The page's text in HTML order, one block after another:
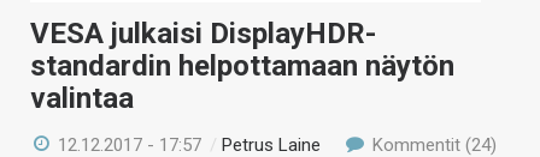
VESA julkaisi DisplayHDR-
standardin helpottamaan näytön
valintaa
12.12.2017 - 17:57 /Petrus Laine Kommentit (24)